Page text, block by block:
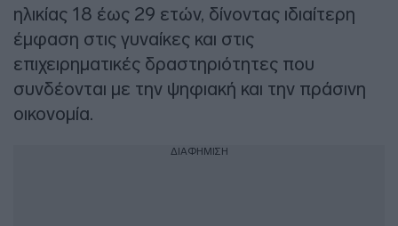
ηλικίας 18 έως 29 ετών, δίνοντας ιδιαίτερη
έμφαση στις γυναίκες και στις
επιχειρηματικές δραστηριότητες που
συνδέονται με την ψηφιακή και την πράσινη
οικονομία.
ΔΙΑΦΗΜΙΣΗ